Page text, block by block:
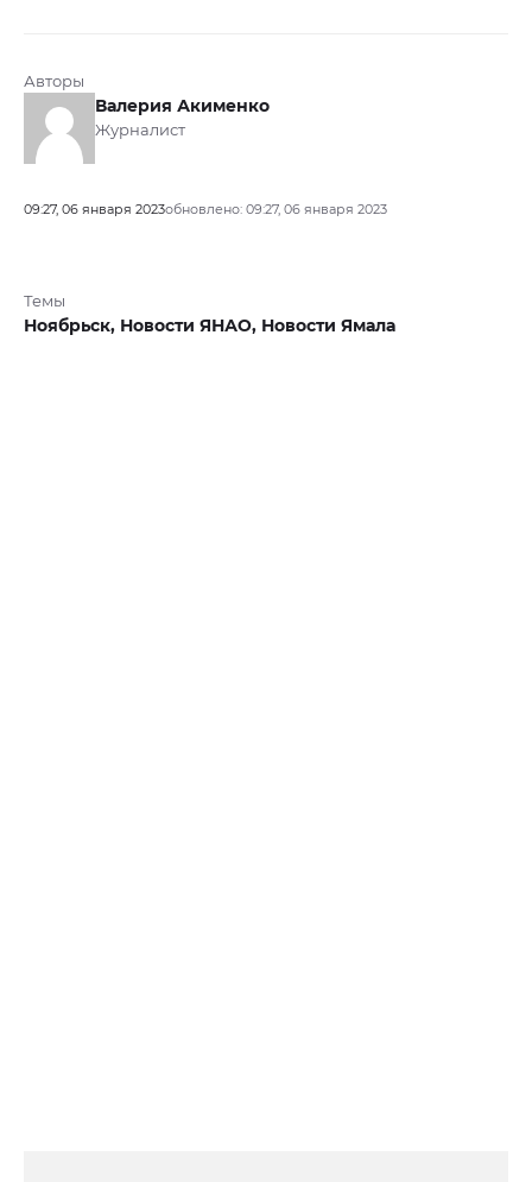
Авторы
Валерия Акименко
Журналист
09:27, 06 января 2023обновлено: 09:27, 06 января 2023
Темы
Ноябрьск, Новости ЯНАО, Новости Ямала